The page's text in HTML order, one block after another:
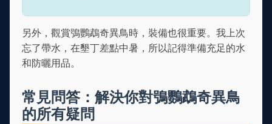
另外，觀賞鴞鸚鵡奇異鳥時，裝備也很重要。我上次
忘了帶水，在墾丁差點中暑，所以記得準備充足的水
和防曬用品。
常見問答：解決你對鴞鸚鵡奇異鳥
的所有疑問